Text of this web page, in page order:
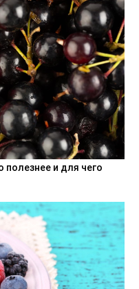
полезнее и для чего